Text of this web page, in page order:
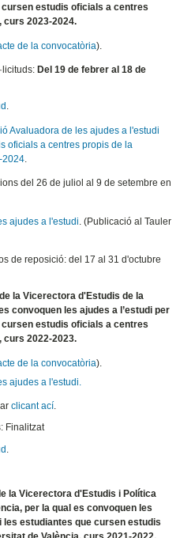
estudis oficials a centres
curs 2023-2024.
de la convocatòria).
Del 19 de febrer al 18 de
Avaluadora de les ajudes a l'estudi
oficials a centres propis de la
2024
del 26 de juliol al 9 de setembre en
ajudes a l'estudi . (Publicació al Tauler
de reposició: del 17 al 31 d'octubre
la Vicerectora d'Estudis de la
convoquen les ajudes a l’estudi per
estudis oficials a centres
curs 2022-2023.
de la convocatòria).
ajudes a l'estudi.
clicant ací
Finalitzat
.
la Vicerectora d'Estudis i Política
per la qual es convoquen les
les estudiantes que cursen estudis